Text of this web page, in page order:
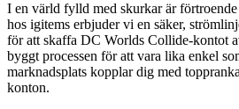
I en värld fylld med skurkar är
hos igitems erbjuder vi en säker,
för att skaffa DC Worlds Collide-kontot
byggt processen för att vara lika enkel
marknadsplats kopplar dig med
konton.